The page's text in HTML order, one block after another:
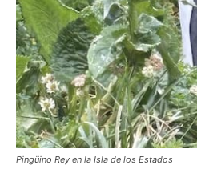
Pingüino Rey en la Isla de los Estados